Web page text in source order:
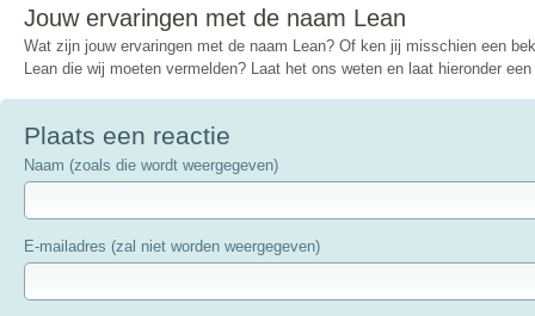
Jouw ervaringen met de naam Lean
Wat zijn jouw ervaringen met de naam Lean? Of ken jij misschien een
Lean die wij moeten vermelden? Laat het ons weten en laat hieronder
Plaats een reactie
Naam (zoals die wordt weergegeven)
E-mailadres (zal niet worden weergegeven)